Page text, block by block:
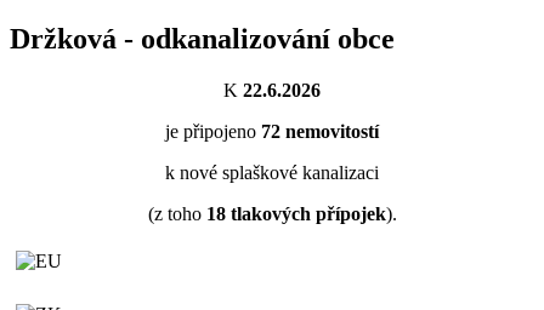
Držková - odkanalizování obce
K 22.6.2026
je připojeno 72 nemovitostí
k nové splaškové kanalizaci
(z toho 18tlakových přípojek).